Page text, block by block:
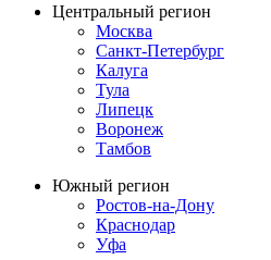
Центральный регион
Москва
Санкт-Петербург
Калуга
Тула
Липецк
Воронеж
Тамбов
Южный регион
Ростов-на-Дону
Краснодар
Уфа